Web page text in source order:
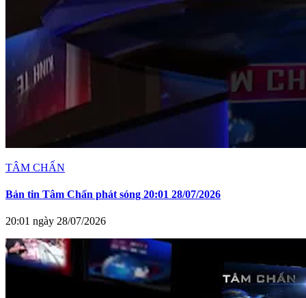
TÂM CHẤN
Bản tin Tâm Chấn phát sóng 20:01 28/07/2026
20:01 ngày 28/07/2026